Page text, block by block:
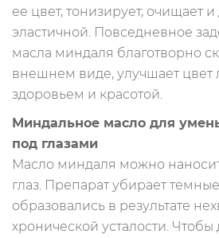
ее цвет, тонизирует, очищает
эластичной. Повседневное
масла миндаля благотворно
внешнем виде, улучшает цвет
здоровьем и красотой.
Миндальное масло для
под глазами
Масло миндаля можно
глаз. Препарат убирает
образовались в результате
хронической усталости.